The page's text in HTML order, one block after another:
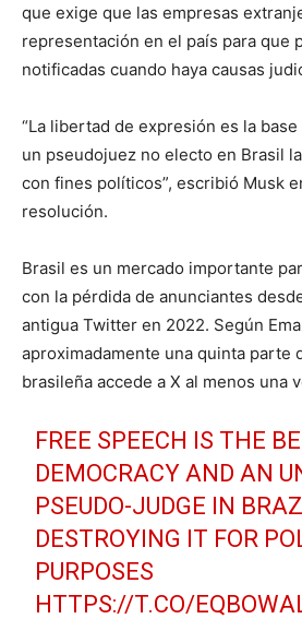
que exige que las empresas
representación en el país para que
notificadas cuando haya causas
“La libertad de expresión es la
un pseudojuez no electo en Brasil
con fines políticos”, escribió Musk
resolución.
Brasil es un mercado importante
con la pérdida de anunciantes
antigua Twitter en 2022. Según
aproximadamente una quinta parte
brasileña accede a X al menos una
FREE SPEECH IS THE
DEMOCRACY AND AN
PSEUDO-JUDGE IN
DESTROYING IT FOR
PURPOSES
HTTPS://T.CO/